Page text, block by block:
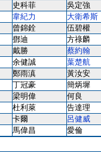
史科菲 吳定強
韋紀力 大衛希斯
曾錦銓 伍碧權
鄧迪 方祿麟
戴勝 蔡約翰
余健誠 葉楚航
鄭雨滇 黃汝安
丁冠豪 簡炳墀
梁明偉 何良
杜利萊 告達理
卡爾 呂健威
馬偉昌
愛倫